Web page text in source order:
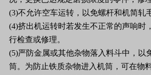
(3)不允许空车运转，以免螺杆和机简轧
(4)挤出机运转时若发生不正常的声响时
行检查或修理。
(5)严防金属或其他杂物落入料斗中，以
筒。为防止铁质杂物进入机筒，可在物